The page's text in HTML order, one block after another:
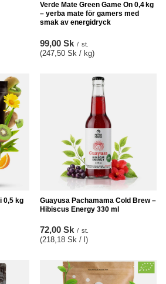
Verde Mate Green Game On 0,4 kg
– yerba mate för gamers med
smak av energidryck
99,00 Sk / st.
(247,50 Sk / kg)
0,5 kg
Guayusa Pachamama Cold Brew –
Hibiscus Energy 330 ml
72,00 Sk / st.
(218,18 Sk / l )